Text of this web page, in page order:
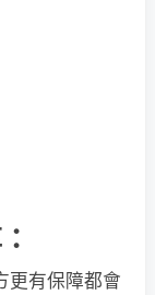
更有保障都會